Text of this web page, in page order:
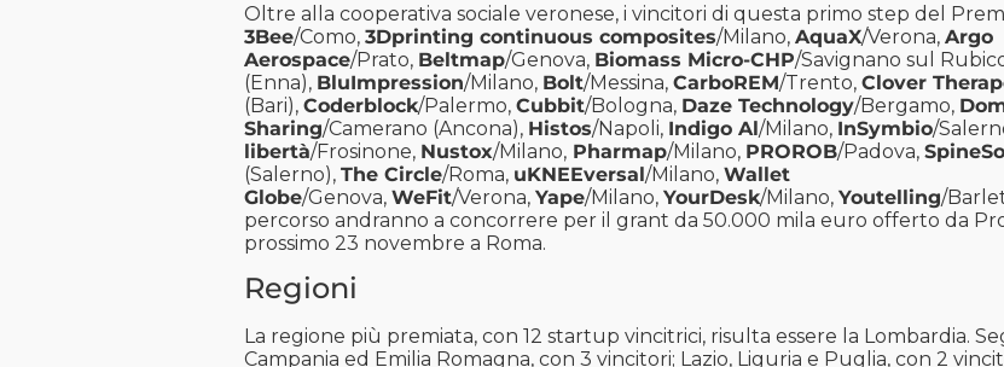
Oltre alla cooperativa sociale veronese, i vincitori di questa primo step del
3Bee/Como, 3Dprinting continuous composites/Milano, AquaX/Verona, Argo
Aerospace/Prato, Beltmap/Genova, Biomass Micro-CHP/Savignano sul
(Enna), BluImpression/Milano, Bolt/Messina, CarboREM/Trento, Clover
(Bari), Coderblock/Palermo, Cubbit/Bologna, Daze Technology/Bergamo,
Sharing/Camerano (Ancona), Histos/Napoli, Indigo Al/Milano, InSymbio/
libertà/Frosinone, Nustox/Milano,Pharmap/Milano, PROROB/Padova,
(Salerno), The Circle/Roma, uKNEEversal/Milano, Wallet
Globe/Genova, WeFit/Verona, Yape/Milano, YourDesk/Milano, Youtelling/
percorso andranno a concorrere per il grant da 50.000 mila euro offerto da
prossimo 23 novembre a Roma.
Regioni
La regione più premiata, con 12 startup vincitrici, risulta essere la Lombardia.
Campania ed Emilia Romagna, con 3 vincitori; Lazio, Liguria e Puglia, con 2